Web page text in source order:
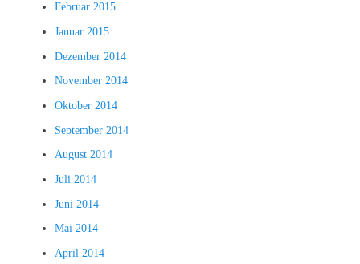
Februar 2015
Januar 2015
Dezember 2014
November 2014
Oktober 2014
September 2014
August 2014
Juli 2014
Juni 2014
Mai 2014
April 2014